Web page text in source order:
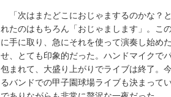
「次はまたどこにおじゃまするのかな？
れたのはもちろん「おじゃまします」。こ
に手に取り、急にそれを使って演奏し始め
せ、とても印象的だった。ハンドマイクで
包まれて、大盛り上がりでライブは終了。
るバンドでの甲子園球場ライブも決まって